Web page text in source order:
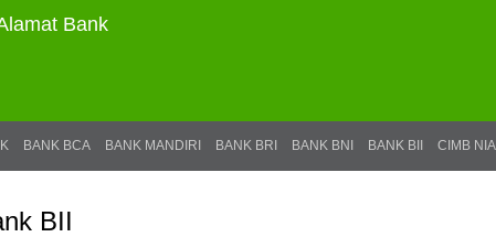
BANK BCA BANK MANDIRI BANK BRI BANK BNI BANK BII CIMB
BII